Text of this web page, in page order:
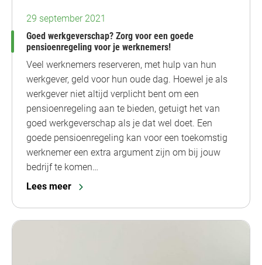
29 september 2021
Goed werkgeverschap? Zorg voor een goede
pensioenregeling voor je werknemers!
Veel werknemers reserveren, met hulp van hun
werkgever, geld voor hun oude dag. Hoewel je als
werkgever niet altijd verplicht bent om een
pensioenregeling aan te bieden, getuigt het van
goed werkgeverschap als je dat wel doet. Een
goede pensioenregeling kan voor een toekomstig
werknemer een extra argument zijn om bij jouw
bedrijf te komen…
Lees meer